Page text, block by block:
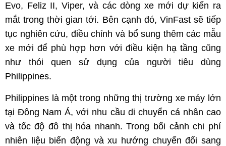
Evo, Feliz II, Viper, và các dòng xe mới dự kiến ra
mắt trong thời gian tới. Bên cạnh đó, VinFast sẽ tiếp
tục nghiên cứu, điều chỉnh và bổ sung thêm các mẫu
xe mới để phù hợp hơn với điều kiện hạ tầng cũng
như thói quen sử dụng của người tiêu dùng
Philippines.
Philippines là một trong những thị trường xe máy lớn
tại Đông Nam Á, với nhu cầu di chuyển cá nhân cao
và tốc độ đô thị hóa nhanh. Trong bối cảnh chi phí
nhiên liệu biến động và xu hướng chuyển đổi sang